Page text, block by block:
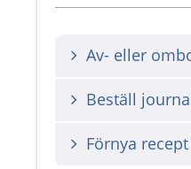
Av- eller
Beställ
Förnya recept